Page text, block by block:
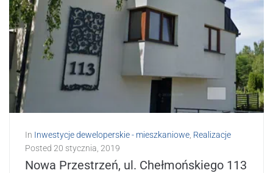
In Inwestycje deweloperskie - mieszkaniowe Realizacje
Posted 20 stycznia, 2019
Nowa Przestrzeń, ul. Chełmońskiego 113